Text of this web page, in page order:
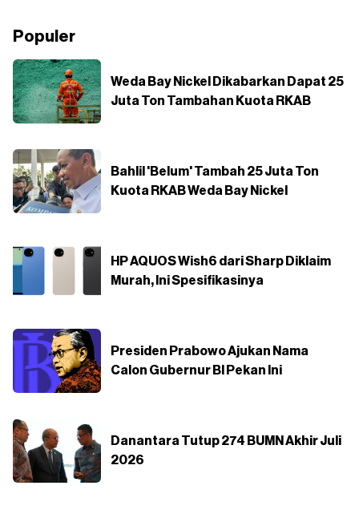
Populer
Weda Bay Nickel Dikabarkan Dapat 25
Juta Ton Tambahan Kuota RKAB
Bahlil 'Belum' Tambah 25 Juta Ton
Kuota RKAB Weda Bay Nickel
HP AQUOS Wish6 dari Sharp Diklaim
Murah, Ini Spesifikasinya
Presiden Prabowo Ajukan Nama
Calon Gubernur BI Pekan Ini
Danantara Tutup 274 BUMN Akhir Juli
2026